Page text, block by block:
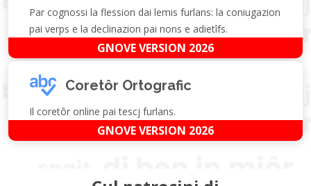
Par cognossi la flession dai lemis furlans: la coniugazion
pai verps e la declinazion pai nons e adietîfs.
GNOVE VERSION 2026
Coretôr Ortografic
Il coretôr online pai tescj furlans.
GNOVE VERSION 2026